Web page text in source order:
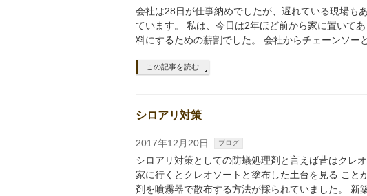
会社は28日が仕事納めでしたが、遅れている現場も
ています。 私は、今日は2年ほど前から家に置いて
料にするための薪割でした。 会社からチェーンソー
この記事を読む
シロアリ対策
2017年12月20日 ブログ
シロアリ対策としての防蟻処理剤と言えば昔はクレ
家に行くとクレオソートと塗布した土台を見る こと
剤を噴霧器で散布する方法が採られていました。 新